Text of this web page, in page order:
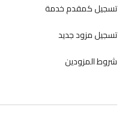
تسجيل كمقدم خدمة
تسجيل مزود جديد
شروط المزودين